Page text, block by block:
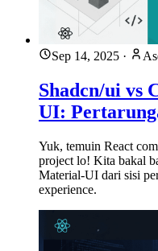
Sep 14, 2025 ·
Shadcn/ui vs
UI:
Yuk, temuin React
project lo! Kita bakal
Material-UI dari sisi
experience.